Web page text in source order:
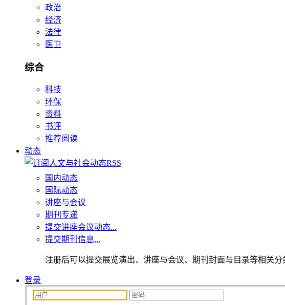
政治
经济
法律
医卫
综合
科技
环保
资料
书评
推荐阅读
动态
国内动态
国际动态
讲座与会议
期刊专递
提交讲座会议动态...
提交期刊信息...
注册后可以提交展览演出、讲座与会议、期刊封面与目录等相关分
登录